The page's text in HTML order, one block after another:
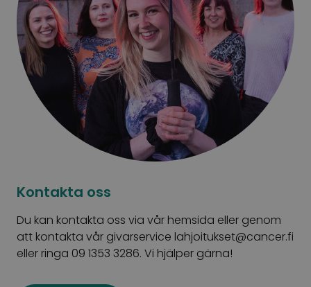
Kontakta oss
Du kan kontakta oss via vår hemsida eller genom
att kontakta vår givarservice lahjoitukset@cancer.fi
eller ringa 09 1353 3286. Vi hjälper gärna!